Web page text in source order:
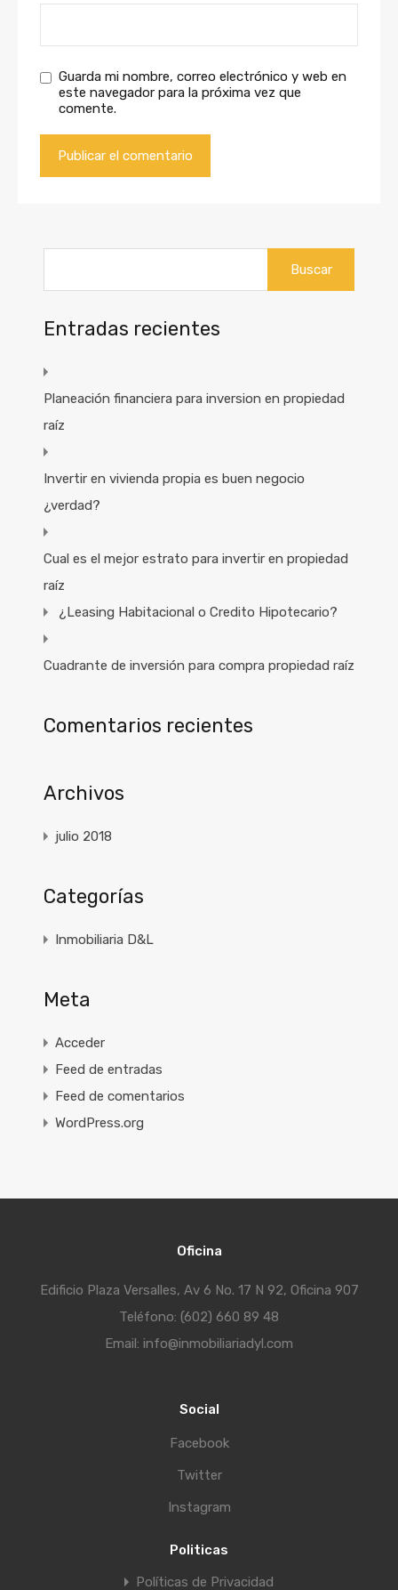
Guarda mi nombre, correo electrónico y web en
este navegador para la próxima vez que
comente.
Entradas recientes
Planeación financiera para inversion en propiedad
raíz
Invertir en vivienda propia es buen negocio
¿verdad?
Cual es el mejor estrato para invertir en propiedad
raíz
¿Leasing Habitacional o Credito Hipotecario?
Cuadrante de inversión para compra propiedad raíz
Comentarios recientes
Archivos
julio 2018
Categorías
Inmobiliaria D&L
Meta
Acceder
Feed de entradas
Feed de comentarios
WordPress.org
Oficina
Edificio Plaza Versalles, Av 6 No. 17 N 92, Oficina 907
Teléfono: (602) 660 89 48
Email: info@inmobiliariadyl.com
Social
Facebook
Twitter
Instagram
Politicas
Políticas de Privacidad